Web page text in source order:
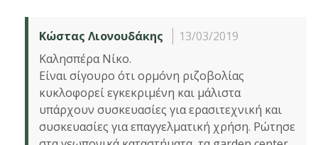
Κώστας Λιονουδάκης
13/03/2019
Καλησπέρα Νίκο.
Είναι σίγουρο ότι ορμόνη ριζοβολίας
κυκλοφορεί εγκεκριμένη και μάλιστα
υπάρχουν συσκευασίες για ερασιτεχνική και
συσκευασίες για επαγγελματική χρήση. Ρώτησε